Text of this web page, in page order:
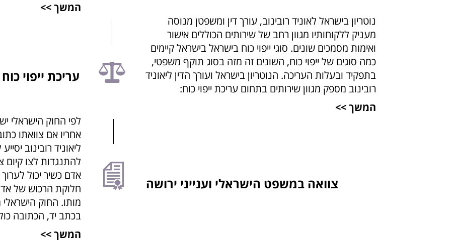
המשך >>
נוטריון בישראל לאוניד רובינוב, עורך דין ומשפטן מנוסה
מעניק ללקוחותיו מגוון רחב של שירותים הכוללים אישור
ואימות מסמכים שונים. סוגי ייפוי כוח בישראל בישראל קיימים
כמה סוגים של ייפוי כוח, השונים זה מזה בסוג תוקף משפטי,
בתפקיד ובעלות העריכה. הנוטריון בישראל ועורך הדין ליאוניד
רובינוב מספק מגוון שירותים בתחום עריכת ייפוי כוח:
המשך >>
עריכת ייפוי
צוואה במשפט הישראלי וענייני ירושה
לפי החוק הישראלי
אחריו אם צוואתו
ליאוניד רובינוב
להתנגדות לצו קיום
חלוקת הרכוש של
מותו. החוק הישראלי
בכתב יד, הכתובה
המשך >>